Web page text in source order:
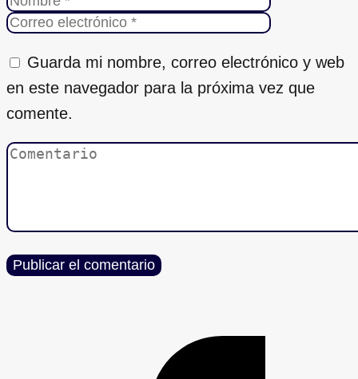
Guarda mi nombre, correo electrónico y web
en este navegador para la próxima vez que
comente.